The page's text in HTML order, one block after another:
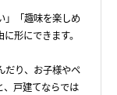
」「趣味を楽しめ
形にできます。
だり、お子様やペ
、戸建てならでは